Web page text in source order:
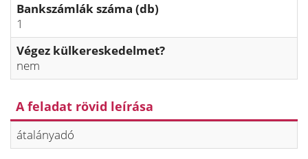
Bankszámlák száma (db)
1
Végez külkereskedelmet?
nem
A feladat rövid leírása
átalányadó